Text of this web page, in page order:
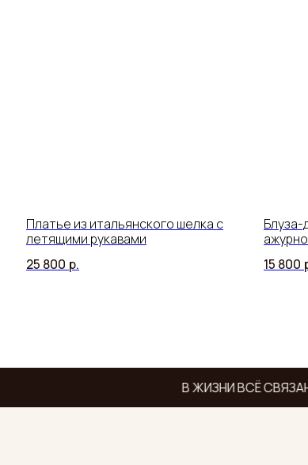
Платье из итальянского шелка с
летящими рукавами
25 800 р.
Блуза-
15 800
В ЖИЗНИ ВСЁ